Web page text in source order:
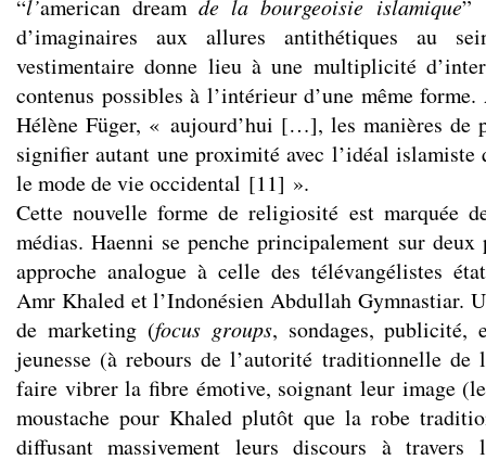
“l’american dreamde la bourgeoisie islamique”
d’imaginaires aux allures antithétiques au
vestimentaire donne lieu à une multiplicité
contenus possibles à l’intérieur d’une même
Hélène Füger, « aujourd’hui […], les manières de
signifier autant une proximité avec l’idéal islamiste
le mode de vie occidental [11] ».
Cette nouvelle forme de religiosité est marquée
médias. Haenni se penche principalement sur deux
approche analogue à celle des télévangélistes
Amr Khaled et l’Indonésien Abdullah Gymnastiar.
de marketing (focus groups, sondages,
jeunesse (à rebours de l’autorité traditionnelle de
faire vibrer la fibre émotive, soignant leur image
moustache pour Khaled plutôt que la robe
diffusant massivement leurs discours à travers